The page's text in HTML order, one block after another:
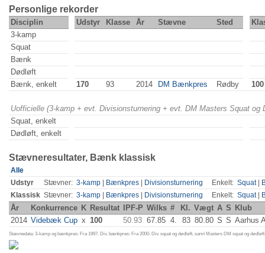
Personlige rekorder
Disciplin Udstyr Klasse År Stævne Sted
3-kamp
Squat
Bænk
Dødløft
Bænk, enkelt
170 93 2014 DM Bænkpres Rødby 100
Uofficielle (3-kamp + evt. Divisionsturnering + evt. DM Masters Squat
Squat, enkelt
Dødløft, enkelt
Stævneresultater, Bænk klassisk
Alle
Udstyr
Stævner: 3-kamp Bænkpres Divisionsturnering Enkelt: Squat|
Klassisk Stævner: 3-kamp Bænkpres Divisionsturnering Enkelt: Squat|
År Konkurrence K Resultat IPF-P Wilks # Kl. Vægt A S Klub
2014 Videbæk Cup x 100 50.93 67.85 4. 83 80.80 S S Aarhus
Stævnedata: 3-kamp og bænkpres: Fra 1997. Div. bænkpres: Fra 2000. Div. squat og dødløft, samt Masters DM squat og